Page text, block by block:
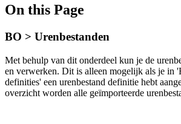
On this Page
BO > Urenbestanden
Met behulp van dit onderdeel kun je de
en verwerken. Dit is alleen mogelijk als je in
definities' een urenbestand definitie hebt
overzicht worden alle geïmporteerde